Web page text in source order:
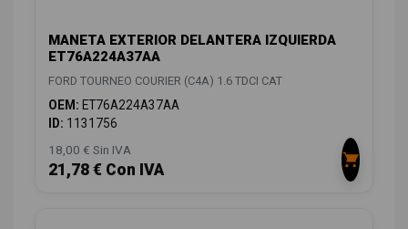
MANETA EXTERIOR DELANTERA IZQUIERDA
ET76A224A37AA
FORD TOURNEO COURIER (C4A) 1.6 TDCI CAT
OEM: ET76A224A37AA
ID: 1131756
18,00 € Sin IVA
21,78 € Con IVA